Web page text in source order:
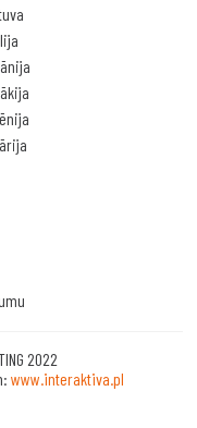
2022
www.interaktiva.pl